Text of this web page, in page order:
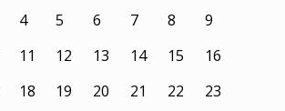
4 5 6 7 8
9
11 12 13 14 15
16
18 19 20 21 22
23